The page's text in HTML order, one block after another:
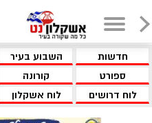
חדשות השבוע בעיר
ספורט
קורונה
לוח דרושים
לוח אשקלון